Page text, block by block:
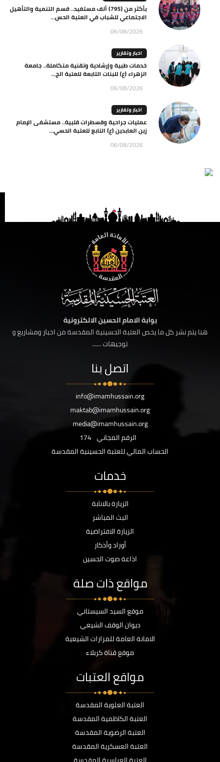
بأكثر من (795) ألف مستفيد.. قسم التنمية والتأهيل
الاجتماعي للشباب في العتبة الحس...
06/08/2026
اخبار وتقارير
خدمات طبية وإرشادية وتقنية متكاملة.. جامعة
الزهراء (ع) للبنات التابعة للعتبة الح...
06/08/2026
اخبار وتقارير
عمليات جراحية وقسطرات قلبية.. مستشفى الإمام
زين العابدين (ع) التابع للعتبة الحسي...
06/08/2026
بوابة الامام الحسين الالكترونية
هنا يتم نشر كل ما يخص العتبة الحسينية المقدسة من اخبار ومشاريع و
توجيهات ......
اتصل بنا
info@imamhussain.org
maktab@imamhussain.org
media@imamhussain.org
الرقم المجاني 174
الحساب المالي للعتبة الحسينية المقدسة
خدمات
الزيارة بالانابة
البث المباشر
الزيارة الافتراضية
أوراد وأذكار
اذاعة صوت الحسين
مواقع ذات صلة
موقع السيد السيستاني
ديوان الوقف الشيعي
الامانة العامة للمزارات الشيعية
موقع قناة كربلاء
مواقع العتبات
العتبة العلوية المقدسة
العتبة الكاظمية المقدسة
العتبة الرضوية المقدسة
العتبة العسكرية المقدسة